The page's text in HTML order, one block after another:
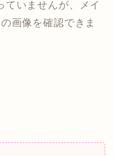
ていませんが、メイ
画像を確認できま